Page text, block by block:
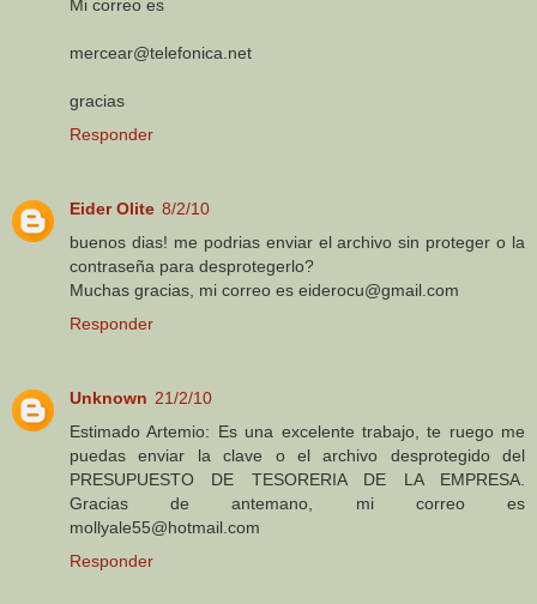
Mi correo es
mercear@telefonica.net
gracias
Responder
Eider Olite 8/2/10
buenos dias! me podrias enviar el archivo sin proteger o la
contraseña para desprotegerlo?
Muchas gracias, mi correo es eiderocu@gmail.com
Responder
Unknown 21/2/10
Estimado Artemio: Es una excelente trabajo, te ruego me
puedas enviar la clave o el archivo desprotegido del
PRESUPUESTO DE TESORERIA DE LA EMPRESA.
Gracias de antemano, mi correo es
mollyale55@hotmail.com
Responder